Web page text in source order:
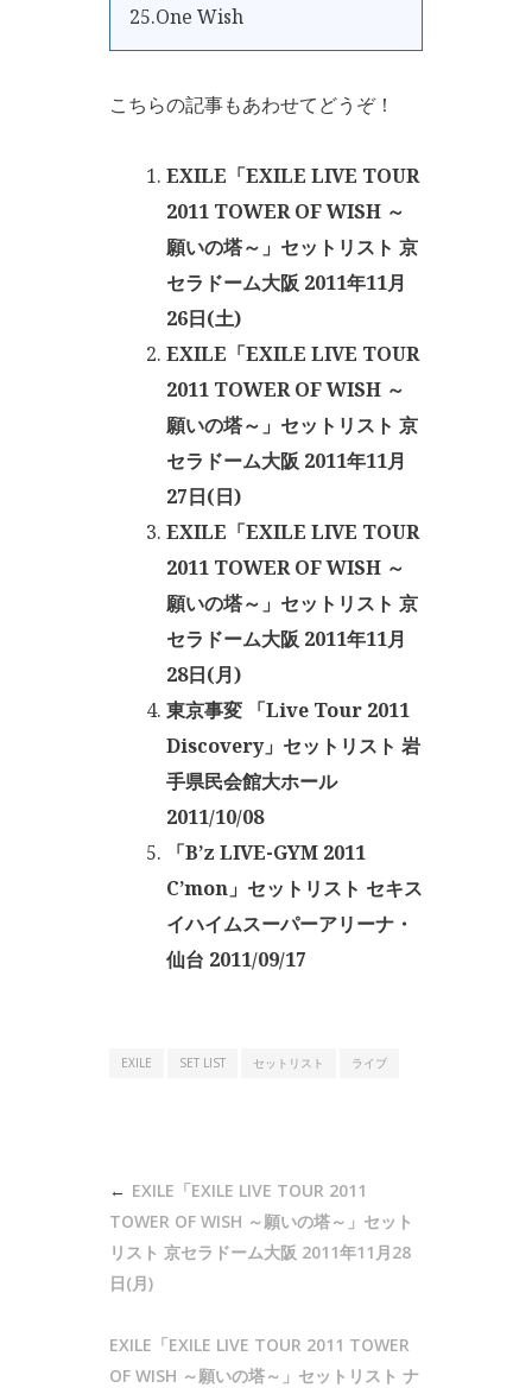
25.One Wish
こちらの記事もあわせてどうぞ！
EXILE「EXILE LIVE TOUR
2011 TOWER OF WISH ～
願いの塔～」セットリスト 京
セラドーム大阪 2011年11月
26日(土)
EXILE「EXILE LIVE TOUR
2011 TOWER OF WISH ～
願いの塔～」セットリスト 京
セラドーム大阪 2011年11月
27日(日)
EXILE「EXILE LIVE TOUR
2011 TOWER OF WISH ～
願いの塔～」セットリスト 京
セラドーム大阪 2011年11月
28日(月)
東京事変 「Live Tour 2011
Discovery」セットリスト 岩
手県民会館大ホール
2011/10/08
「B’z LIVE-GYM 2011
C’mon」セットリスト セキス
イハイムスーパーアリーナ・
仙台 2011/09/17
EXILE SET LIST セットリスト ライブ
EXILE「EXILE LIVE TOUR 2011
TOWER OF WISH ～願いの塔～」セット
リスト 京セラドーム大阪 2011年11月28
日(月)
EXILE「EXILE LIVE TOUR 2011 TOWER
OF WISH ～願いの塔～」セットリスト ナ